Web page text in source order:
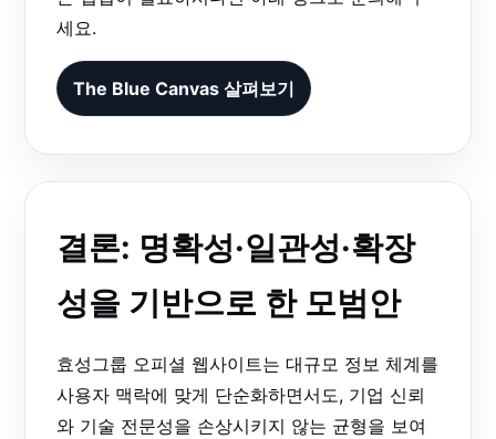
세요.
The Blue Canvas 살펴보기
결론: 명확성·일관성·확장
성을 기반으로 한 모범안
효성그룹 오피셜 웹사이트는 대규모 정보 체계를
사용자 맥락에 맞게 단순화하면서도, 기업 신뢰
와 기술 전문성을 손상시키지 않는 균형을 보여